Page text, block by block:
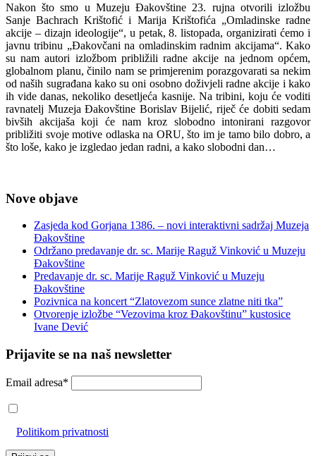
Nakon što smo u Muzeju Đakovštine 23. rujna otvorili izložbu
Sanje Bachrach Krištofić i Marija Krištofića „Omladinske radne
akcije – dizajn ideologije“, u petak, 8. listopada, organizirati ćemo i
javnu tribinu „Đakovčani na omladinskim radnim akcijama“. Kako
su nam autori izložbom približili radne akcije na jednom općem,
globalnom planu, činilo nam se primjerenim porazgovarati sa nekim
od naših sugrađana kako su oni osobno doživjeli radne akcije i kako
ih vide danas, nekoliko desetljeća kasnije. Na tribini, koju će voditi
ravnatelj Muzeja Đakovštine Borislav Bijelić, riječ će dobiti sedam
bivših akcijaša koji će nam kroz slobodno intonirani razgovor
približiti svoje motive odlaska na ORU, što im je tamo bilo dobro, a
što loše, kako je izgledao jedan radni, a kako slobodni dan…
Nove objave
Zasjeda kod Gorjana 1386. – novi interaktivni sadržaj Muzeja
Đakovštine
Održano predavanje dr. sc. Marije Raguž Vinković u Muzeju
Đakovštine
Predavanje dr. sc. Marije Raguž Vinković u Muzeju
Đakovštine
Pozivnica na koncert “Zlatovezom sunce zlatne niti tka”
Otvorenje izložbe “Vezovima kroz Đakovštinu” kustosice
Ivane Dević
Prijavite se na naš newsletter
Email adresa*
Politikom privatnosti